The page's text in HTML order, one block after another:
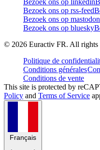
Bezoek ons op rss-feed
Bezoek ons op mastodon
Bezoek ons op bluesky
© 2026 Euractiv FR. All rights
Politique de
Conditions générales
Conditions de vente
This site is protected by
Policy and Terms of Service
Français